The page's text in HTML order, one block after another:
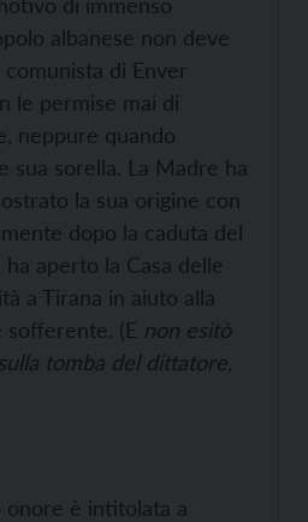
albanese non deve
di Enver
le permise mai di
neppure quando
sua sorella. La Madre ha
la sua origine con
dopo la caduta del
aperto la Casa delle
a Tirana in aiuto alla
sofferente. (E non esitò
tomba del dittatore,
onore è intitolata a